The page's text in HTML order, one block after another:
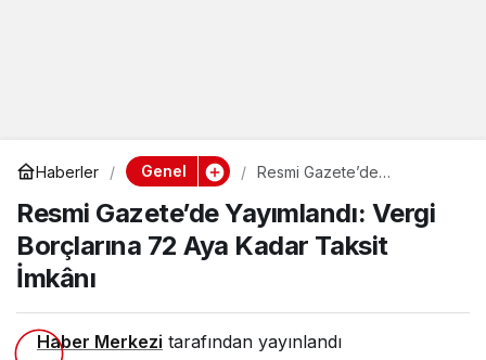
Haberler Genel
Resmi Gazete’de
72 Aya Kadar Taksit İmkânı
Resmi Gazete’de Yayımlandı: Vergi
Borçlarına 72 Aya Kadar Taksit
İmkânı
Haber Merkezi tarafından yayınlandı